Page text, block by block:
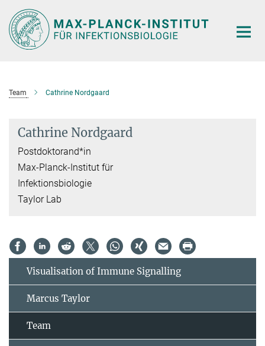
Hauptinhalt
Team Cathrine Nordgaard
Cathrine Nordgaard
Postdoktorand*in
Max-Planck-Institut für
Infektionsbiologie
Taylor Lab
Visualisation of Immune Signalling
Marcus Taylor
Team